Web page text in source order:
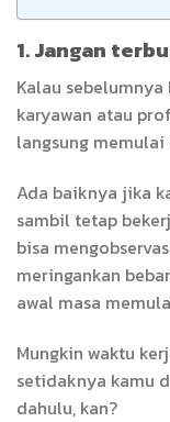
1. Jangan
Kalau
karyawan atau
langsung
Ada baiknya jika
sambil tetap
bisa
meringankan
awal masa
Mungkin waktu
setidaknya kamu
dahulu, kan?